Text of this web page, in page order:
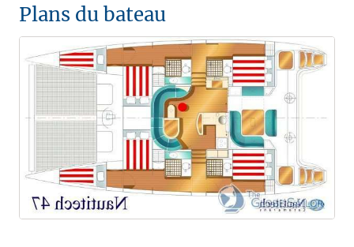
Plans du bateau